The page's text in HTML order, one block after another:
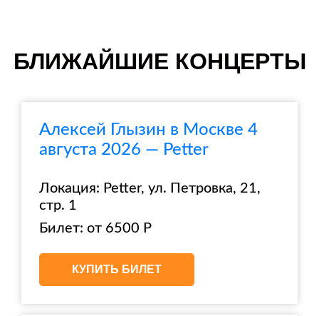
БЛИЖАЙШИЕ КОНЦЕРТЫ
Алексей Глызин в Москве 4
августа 2026 — Petter
Локация: Petter, ул. Петровка, 21,
стр. 1
Билет: от 6500 Р
КУПИТЬ БИЛЕТ